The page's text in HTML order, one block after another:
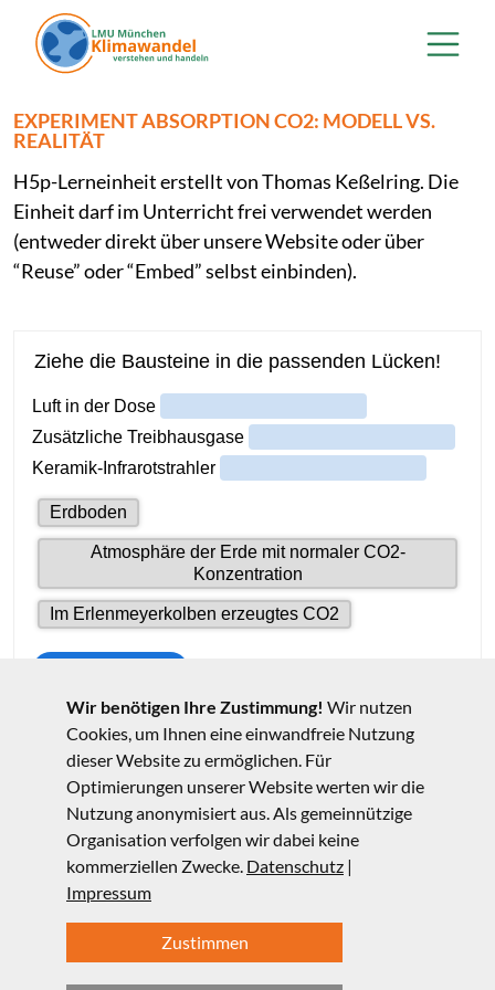
Direkt zum Inhalt
EXPERIMENT ABSORPTION CO2: MODELL VS.
REALITÄT
H5p-Lerneinheit erstellt von Thomas Keßelring. Die
Einheit darf im Unterricht frei verwendet werden
(entweder direkt über unsere Website oder über
“Reuse” oder “Embed” selbst einbinden).
Wir benötigen Ihre Zustimmung! Wir nutzen
Cookies, um Ihnen eine einwandfreie Nutzung
dieser Website zu ermöglichen. Für
Optimierungen unserer Website werten wir die
Nutzung anonymisiert aus. Als gemeinnützige
Organisation verfolgen wir dabei keine
kommerziellen Zwecke. Datenschutz |
Impressum
Zustimmen